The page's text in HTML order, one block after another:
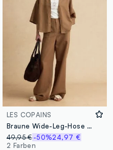
LES COPAINS
Braune Wide-Leg-Hose aus Leinen-Viskose-Mix mit strukturiertem Bund
49,95 € -50%24,97 €
2 Farben